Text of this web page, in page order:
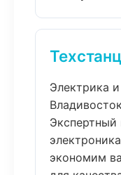
Электрика
Владивосток
Экспертный
экономим